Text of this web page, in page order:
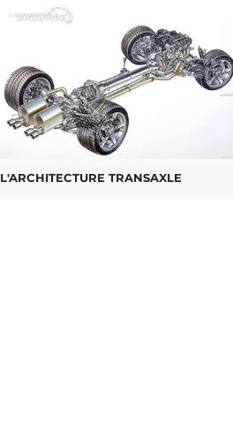
L'ARCHITECTURE TRANSAXLE